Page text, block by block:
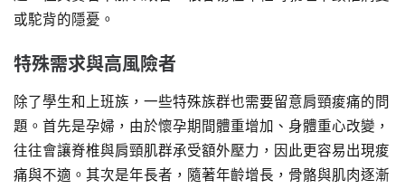
或駝背的隱憂。
特殊需求與高風險者
除了學生和上班族，一些特殊族群也需要留意肩頸痠痛的問
題。首先是孕婦，由於懷孕期間體重增加、身體重心改變，
往往會讓脊椎與肩頸肌群承受額外壓力，因此更容易出現痠
痛與不適。其次是年長者，隨著年齡增長，骨骼與肌肉逐漸